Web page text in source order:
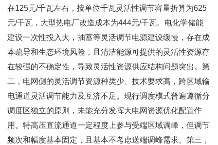
在125元/千瓦左右，按单位千瓦灵活性调节容量折算为625
元/千瓦，大型热电厂改造成本为444元/千瓦。电化学储能
建设一次性投入大，抽蓄等灵活调节电源建设缓慢，存在成
本疏导和生态环境风险，且清洁能源可提供的灵活性资源存
在较强的不确定性，导致灵活性资源供应结构问题突出。第
二，电网侧的灵活调节资源种类少、技术要求高，跨区域输
电通道灵活调节能力及互济不足。现行调度模式普遍遵循分
调度区独立的原则，未能充分发挥大电网资源优化配置作
用。特高压直流通道一定程度上参与受端区域调峰，但调节
频次和幅度基本固定，且基本不考虑送端调峰需求。第三，